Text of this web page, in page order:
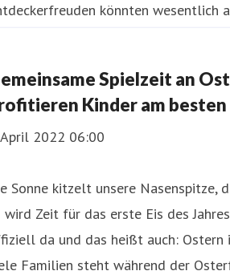
könnten wesentlich
Spielzeit an
Kinder am besten
2022 06:00
Sonne kitzelt unsere Nasenspitze,
wird Zeit für das erste Eis des
da und das heißt auch: Ostern
Familien steht während der